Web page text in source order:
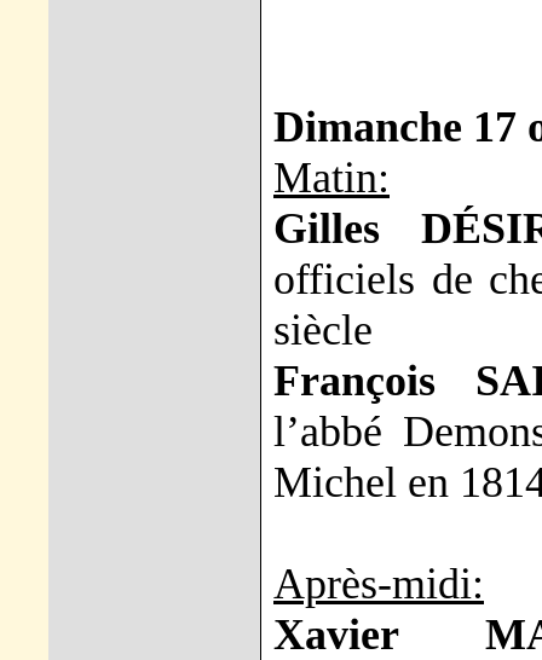
Dimanche 17
Matin:
Gilles
officiels de
siècle
François
l’abbé
Michel en
Après-midi:
Xavier